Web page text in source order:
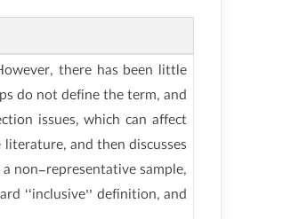
there has been little
do not define the term, and
issues, which can affect
and then discusses
non-representative sample,
‘‘inclusive’’ definition, and